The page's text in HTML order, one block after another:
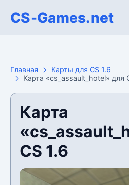
CS-Games.net
Главная
Карты для CS 1.6
Карта «cs_assault_hotel» для
Карта
CS 1.6